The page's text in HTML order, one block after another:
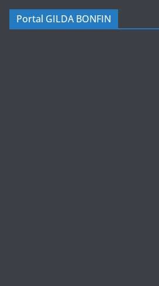
Portal GILDA BONFIN